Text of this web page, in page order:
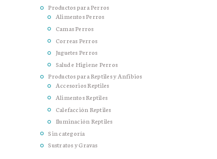
Productos para Perros
Alimentos Perros
Camas Perros
Correas Perros
Juguetes Perros
Salud e Higiene Perros
Productos para Reptiles y Anfibios
Accesorios Reptiles
Alimentos Reptiles
Calefacción Reptiles
Iluminación Reptiles
Sin categoría
Sustratos y Gravas